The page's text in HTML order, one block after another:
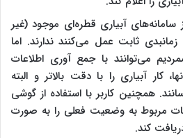
سامانه‌های آبیاری قطره‌ای موجود (غیر
ثابت عمل می‌کنند ندارند. اما
می‌توانند با جمع آوری اطلاعات
کار آبیاری را با دقت بالاتر و البته
همچنین کاربر با استفاده از گوشی
مربوط به وضعیت فعلی را به صورت
کند.